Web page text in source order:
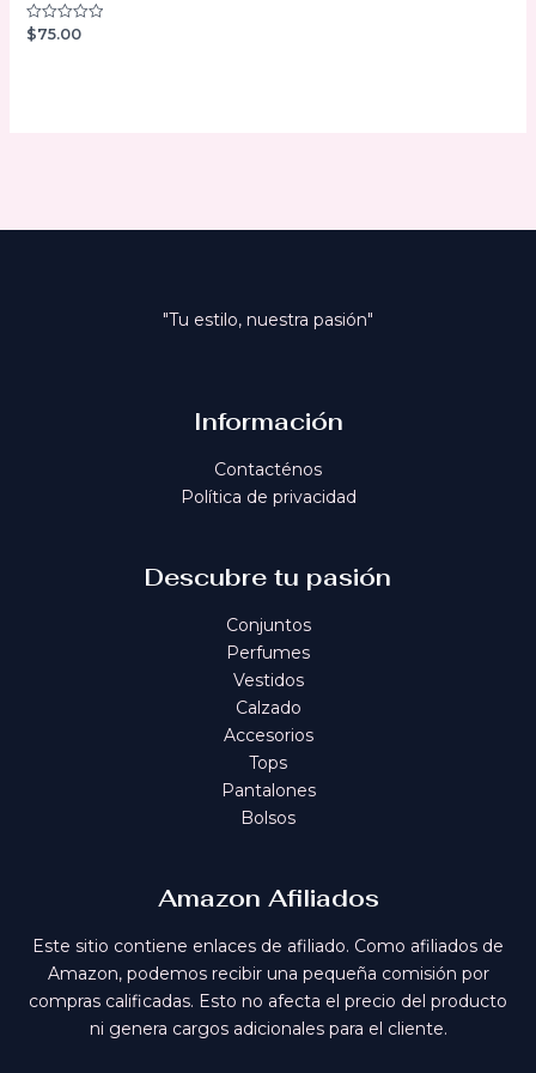
Valorado
$75.00
"Tu estilo, nuestra pasión"
Información
Contacténos
Política de privacidad
Descubre tu pasión
Conjuntos
Perfumes
Vestidos
Calzado
Accesorios
Tops
Pantalones
Bolsos
Amazon Afiliados
Este sitio contiene enlaces de afiliado. Como afiliados de
Amazon, podemos recibir una pequeña comisión por
compras calificadas. Esto no afecta el precio del producto
ni genera cargos adicionales para el cliente.